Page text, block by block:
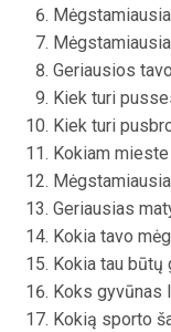
Geriausios
Kiek turi
Kiek turi
Kokiam
Geriausias
Kokia tavo
Kokia tau būtų
Koks gyvūnas
Kokią sporto